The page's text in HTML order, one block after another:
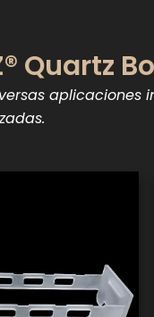
Quartz
aplicaciones